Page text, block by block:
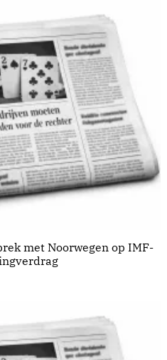
met Noorwegen op IMF-